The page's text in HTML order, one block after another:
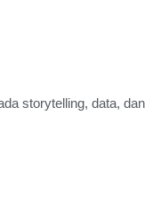
storytelling, data,